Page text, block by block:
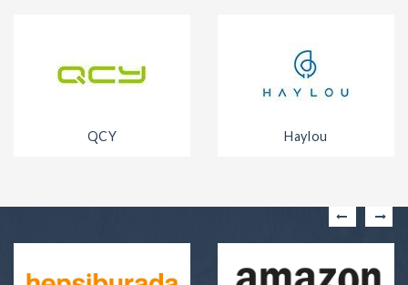
QCY Haylou